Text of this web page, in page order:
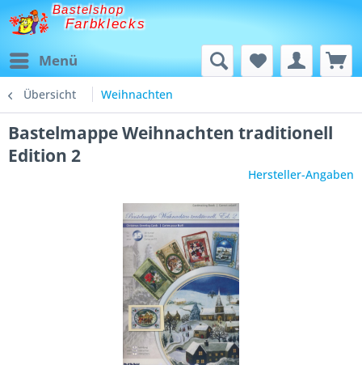
Bastelshop
Farbklecks
Menü
Übersicht Weihnachten
Bastelmappe Weihnachten traditionell
Edition 2
Hersteller-Angaben